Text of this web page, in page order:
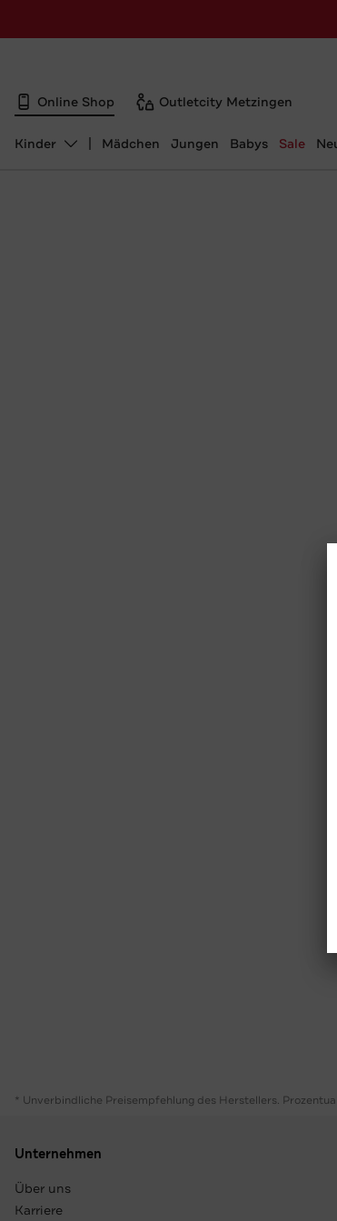
Online Shop Outletcity Metzingen
Abteilung ändern, ausgewählt:
Kinder Mädchen Jungen Babys Sale
* Unverbindliche Preisempfehlung des Herstellers.
Unternehmen
Über uns
Karriere